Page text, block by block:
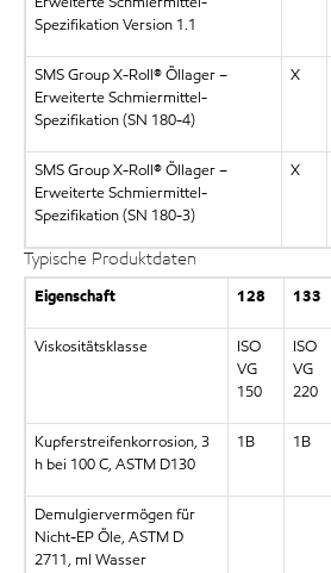
Spezifikation Version 1.1
SMS Group X-Roll® Öllager –
Erweiterte Schmiermittel-
Spezifikation (SN 180-4)
X
SMS Group X-Roll® Öllager –
Erweiterte Schmiermittel-
Spezifikation (SN 180-3)
X
Typische Produktdaten
Eigenschaft 128 133
Viskositätsklasse
ISO
VG
150
ISO
VG
220
Kupferstreifenkorrosion, 3
h bei 100 C, ASTM D130
1B 1B
Demulgiervermögen für
Nicht-EP Öle, ASTM D
2711, ml Wasser